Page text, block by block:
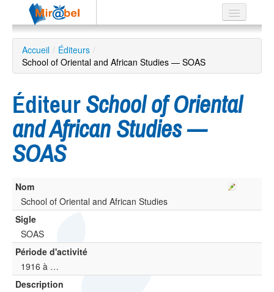
Le réseau
Soutien
Recherche
avancée
ES
?
Accueil / Éditeurs /
School of Oriental and African Studies — SOAS
Éditeur School of Oriental
and African Studies —
SOAS
Nom
School of Oriental and African Studies
Sigle
SOAS
Période d'activité
1916 à …
Description